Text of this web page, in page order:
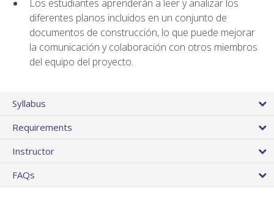
Los estudiantes aprenderán a leer y analizar los
diferentes planos incluidos en un conjunto de
documentos de construcción, lo que puede mejorar
la comunicación y colaboración con otros miembros
del equipo del proyecto.
Syllabus
Requirements
Instructor
FAQs